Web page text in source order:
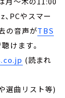
PCやスマー
の音声がTBS
けます。
(読まれ
選曲リスト等)